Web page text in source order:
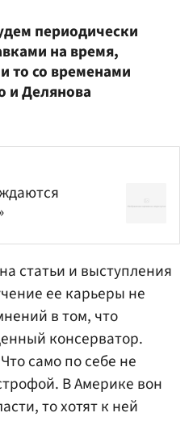
периодически
на время,
то со временами
и Делянова
статьи и выступления
ее карьеры не
в том, что
консерватор.
само по себе не
В Америке вон
то хотят к ней